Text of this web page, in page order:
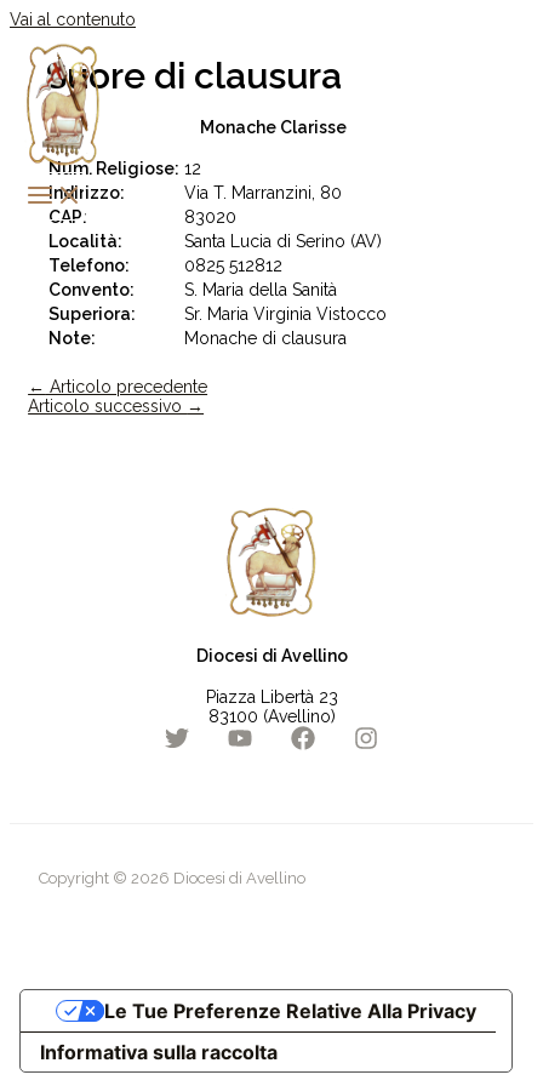
Vai al contenuto
Suore di clausura
Monache Clarisse
Num. Religiose: 12
Indirizzo:
Via T. Marranzini, 80
CAP:
83020
Località:
Santa Lucia di Serino (AV)
Telefono:
0825 512812
Convento:
S. Maria della Sanità
Superiora:
Sr. Maria Virginia Vistocco
Note:
Monache di clausura
← Articolo precedente
Articolo successivo →
Diocesi di Avellino
Piazza Libertà 23
83100 (Avellino)
Copyright © 2026 Diocesi di Avellino
Informativa sulla raccolta
Le Tue Preferenze Relative Alla Privacy